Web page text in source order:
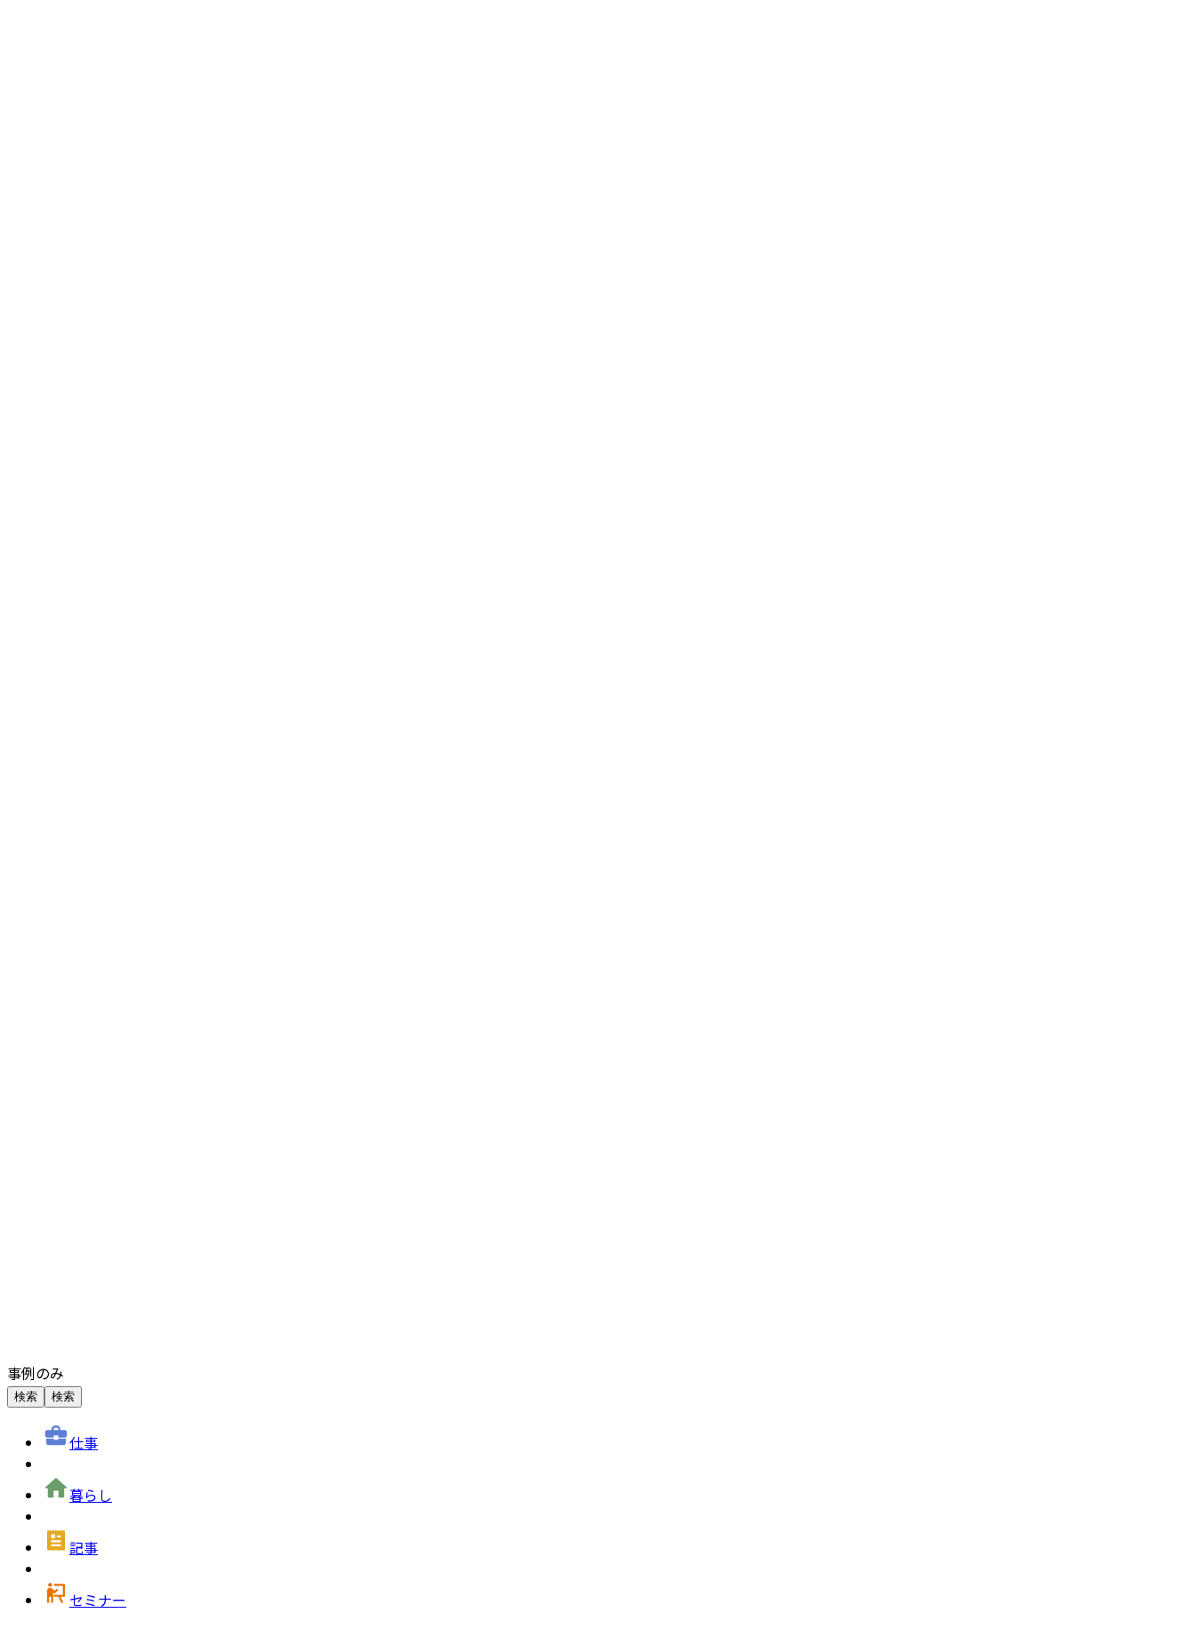
事例のみ
検索 検索
仕事
暮らし
記事
セミナー